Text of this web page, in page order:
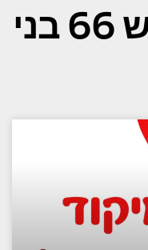
מיקוד חזון איש 66 בני